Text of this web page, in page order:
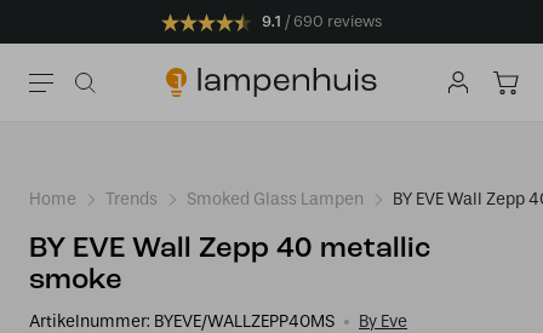
9.1 690 reviews
Home Trends Smoked Glass Lampen BY EVE Wall Zepp
BY EVE Wall Zepp 40 metallic
smoke
Artikelnummer: BYEVE/WALLZEPP40MS By Eve